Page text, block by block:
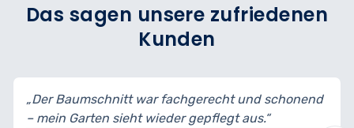
Das sagen unsere zufriedenen
Kunden
und schonend
gepflegt aus.“
„Schnittformen wurden
bin begeistert vom